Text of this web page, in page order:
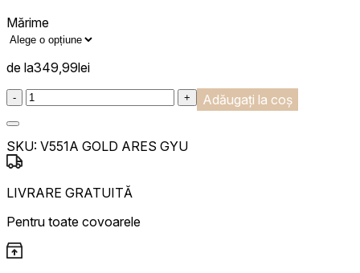
Mărime
de la349,99lei
:product_name quantity
- + Adăugați la coș
SKU: V551A GOLD ARES GYU
LIVRARE GRATUITĂ
Pentru toate covoarele